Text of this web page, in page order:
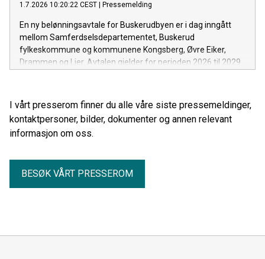
1.7.2026 10:20:22 CEST Pressemelding
En ny belønningsavtale for Buskerudbyen er i dag inngått
mellom Samferdselsdepartementet, Buskerud
fylkeskommune og kommunene Kongsberg, Øvre Eiker,
Drammen og Lier. Avtalen gjelder for perioden 2026 til 2029
persontransport med bil.
I vårt presserom finner du alle våre siste pressemeldinger,
kontaktpersoner, bilder, dokumenter og annen relevant
informasjon om oss.
BESØK VÅRT PRESSEROM